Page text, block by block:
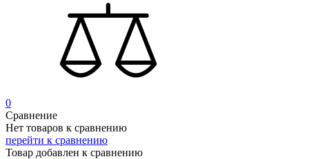
0
Сравнение
Нет товаров к сравнению
перейти к сравнению
Товар добавлен к сравнению